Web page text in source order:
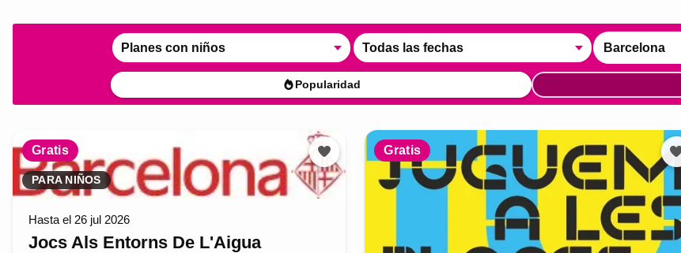
Planes con niños Todas las fechas Barcelona
Popularidad
Gratis
PARA NIÑOS
Hasta el 26 jul 2026
Jocs Als Entorns De L'Aigua
Gratis